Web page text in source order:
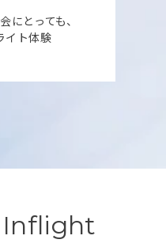
にとっても、
イト体験
Inflight